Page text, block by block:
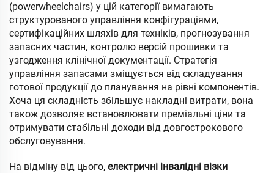
(powerwheelchairs) у цій категорії вимагають
структурованого управління конфігураціями,
сертифікаційних шляхів для техніків, прогнозування
запасних частин, контролю версій прошивки та
узгодження клінічної документації. Стратегія
управління запасами зміщується від складування
готової продукції до планування на рівні компонентів.
Хоча ця складність збільшує накладні витрати, вона
також дозволяє встановлювати преміальні ціни та
отримувати стабільні доходи від довгострокового
обслуговування.
На відміну від цього, електричні інвалідні візки